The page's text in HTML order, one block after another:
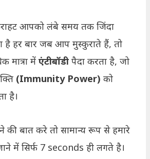
आपको लंबे समय तक जिंदा
है हर बार जब आप मुस्कुराते हैं, तो
मात्रा में एंटीबॉडी पैदा करता है, जो
(Immunity Power) को
है।
की बात करे तो सामान्य रूप से हमारे
में सिर्फ 7 seconds ही लगते है।